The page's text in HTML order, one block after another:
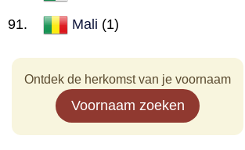
Mali (1)
Ontdek de herkomst van je voornaam
Voornaam zoeken